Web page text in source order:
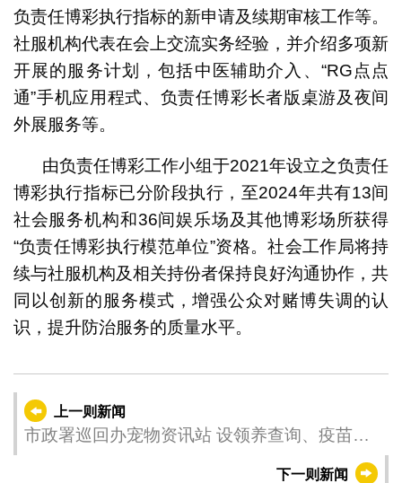
负责任博彩执行指标的新申请及续期审核工作等。
社服机构代表在会上交流实务经验，并介绍多项新
开展的服务计划，包括中医辅助介入、“RG点点
通”手机应用程式、负责任博彩长者版桌游及夜间
外展服务等。
由负责任博彩工作小组于2021年设立之负责任
博彩执行指标已分阶段执行，至2024年共有13间
社会服务机构和36间娱乐场及其他博彩场所获得
“负责任博彩执行模范单位”资格。社会工作局将持
续与社服机构及相关持份者保持良好沟通协作，共
同以创新的服务模式，增强公众对赌博失调的认
识，提升防治服务的质量水平。
上一则新闻
市政署巡回办宠物资讯站 设领养查询、疫苗注
下一则新闻